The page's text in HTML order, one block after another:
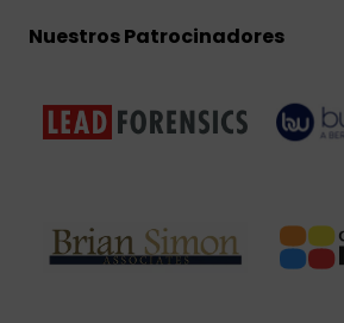
Nuestros Patrocinadores